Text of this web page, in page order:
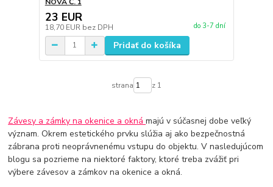
23 EUR
18,70 EUR bez DPH do 3-7 dní
Pridať do košíka
strana z 1
Závesy a zámky na okenice a oknámajú v súčasnej dobe veľký
význam. Okrem estetického prvku slúžia aj ako bezpečnostná
zábrana proti neoprávnenému vstupu do objektu. V nasledujúcom
blogu sa pozrieme na niektoré faktory, ktoré treba zvážiť pri
výbere závesov a zámkov na okenice a okná.